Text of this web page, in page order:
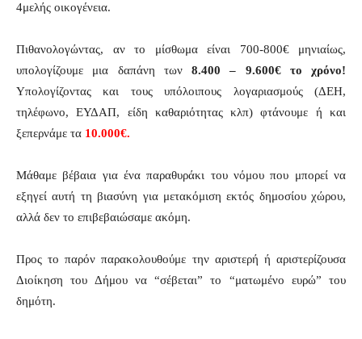
4μελής οικογένεια.
Πιθανολογώντας, αν το μίσθωμα είναι 700-800€ μηνιαίως,
υπολογίζουμε μια δαπάνη των8.400 – 9.600€ το χρόνο!
Υπολογίζοντας και τους υπόλοιπους λογαριασμούς (ΔΕΗ,
τηλέφωνο, ΕΥΔΑΠ, είδη καθαριότητας κλπ) φτάνουμε ή και
ξεπερνάμε τα 10.000€.
Μάθαμε βέβαια για ένα παραθυράκι του νόμου που μπορεί να
εξηγεί αυτή τη βιασύνη για μετακόμιση εκτός δημοσίου χώρου,
αλλά δεν το επιβεβαιώσαμε ακόμη.
Προς το παρόν παρακολουθούμε την αριστερή ή αριστερίζουσα
Διοίκηση του Δήμου να “σέβεται” το “ματωμένο ευρώ” του
δημότη.